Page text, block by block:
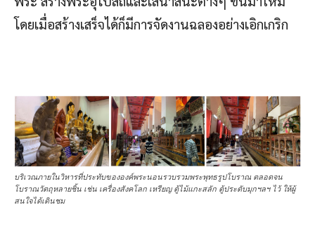
โดยเมื่อสร้างเสร็จได้ก็มีการจัดงานฉลองอย่างเอิกเกริก
บริเวณภายในวิหารที่ประทับขององค์พระนอนรวบรวมพระพุทธรูปโบราณ ตลอดจน
โบราณวัตถุหลายชิ้น เช่น เครื่องสังคโลก เหรียญ ตู้ไม้แกะสลัก ตู้ประดับมุกฯลฯ ไว้ ให้ผู้
สนใจได้เดินชม